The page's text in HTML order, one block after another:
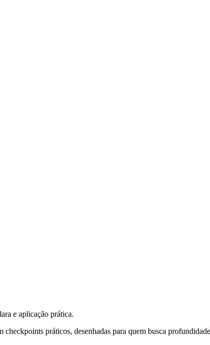
e aplicação prática.
checkpoints práticos, desenhadas para quem busca